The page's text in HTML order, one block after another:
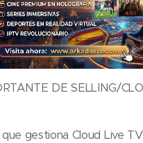
DE SELLING/
gestiona Cloud Live